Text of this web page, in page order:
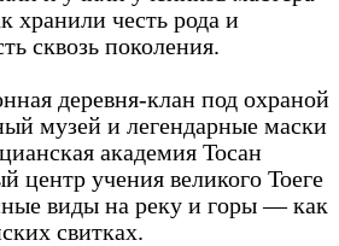
хранили честь рода и
сквозь поколения.
деревня-клан под охраной
музей и легендарные маски
академия Тосан
центр учения великого Тоеге
виды на реку и горы — как
свитках.